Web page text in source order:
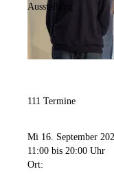
Ausstellung
111 Termine
Mi 16. September
11:00 bis 20:00 Uhr
Ort: